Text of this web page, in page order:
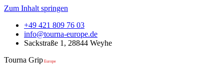
Zum Inhalt springen
+49 421 809 76 03
info@tourna-europe.de
Sackstraße 1, 28844 Weyhe
Tourna Grip Europe